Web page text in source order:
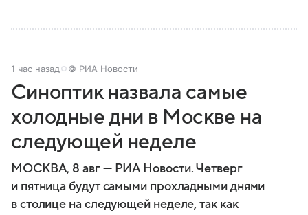
1 час назад © РИА Новости
Синоптик назвала самые
холодные дни в Москве на
следующей неделе
МОСКВА, 8 авг — РИА Новости. Четверг
и пятница будут самыми прохладными днями
в столице на следующей неделе, так как